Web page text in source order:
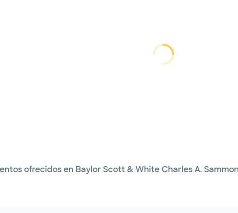
cargando...
cargando
ofrecidos en Baylor Scott & White Charles A.